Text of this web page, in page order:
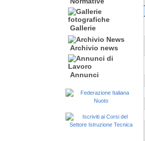
Gallerie
Archivio news
Annunci